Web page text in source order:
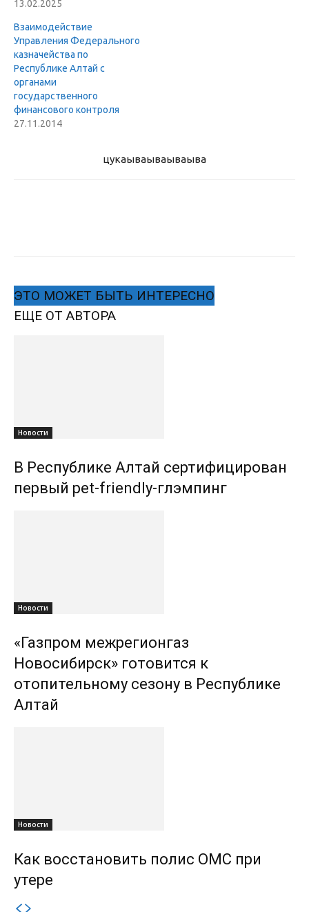
13.02.2025
Взаимодействие
Управления Федерального
казначейства по
Республике Алтай с
органами
государственного
финансового контроля
27.11.2014
цукаываываываыва
ЭТО МОЖЕТ БЫТЬ ИНТЕРЕСНО
ЕЩЕ ОТ АВТОРА
Новости
В Республике Алтай сертифицирован
первый pet-friendly-глэмпинг
Новости
«Газпром межрегионгаз
Новосибирск» готовится к
отопительному сезону в Республике
Алтай
Новости
Как восстановить полис ОМС при
утере